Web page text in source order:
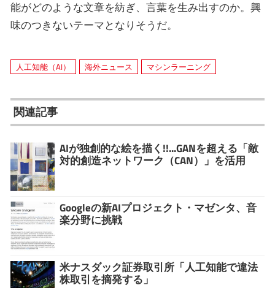
能がどのような文章を紡ぎ、言葉を生み出すのか。興
味のつきないテーマとなりそうだ。
人工知能（AI） 海外ニュース マシンラーニング
関連記事
AIが独創的な絵を描く!!...GANを超える「敵
対的創造ネットワーク（CAN）」を活用
Googleの新AIプロジェクト・マゼンタ、音
楽分野に挑戦
米ナスダック証券取引所「人工知能で違法
株取引を摘発する」